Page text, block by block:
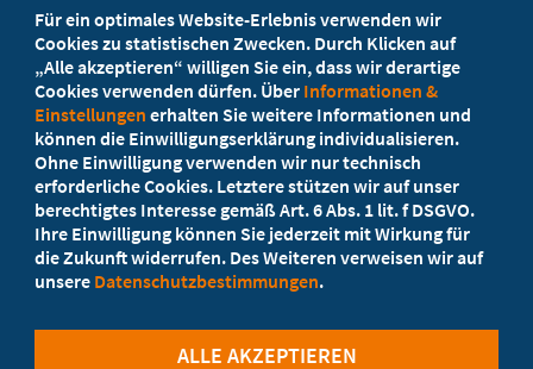
Ihr Landesverband berät Sie!
Ansprechpartner
Werden Sie jetzt Mitglied
5 Vorteile einer MB-Mitgliedschaft
Für ein optimales Website-Erlebnis verwenden wir
Cookies zu statistischen Zwecken. Durch Klicken auf
„Alle akzeptieren“ willigen Sie ein, dass wir derartige
Cookies verwenden dürfen. Über Informationen &
Einstellungen erhalten Sie weitere Informationen und
können die Einwilligungserklärung individualisieren.
Ohne Einwilligung verwenden wir nur technisch
erforderliche Cookies. Letztere stützen wir auf unser
berechtigtes Interesse gemäß Art. 6 Abs. 1 lit. f DSGVO.
Ihre Einwilligung können Sie jederzeit mit Wirkung für
die Zukunft widerrufen. Des Weiteren verweisen wir auf
unsere Datenschutzbestimmungen.
ALLE AKZEPTIEREN